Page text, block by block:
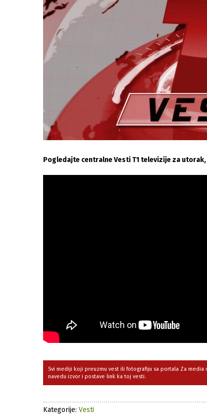
Pogledajte centralne Vesti T1 televizije za
Svi mediji koji preuzmu vest ili fotografiju sa portala Za
navedu izvor i postave link ka toj vesti.
Kategorije: Vesti